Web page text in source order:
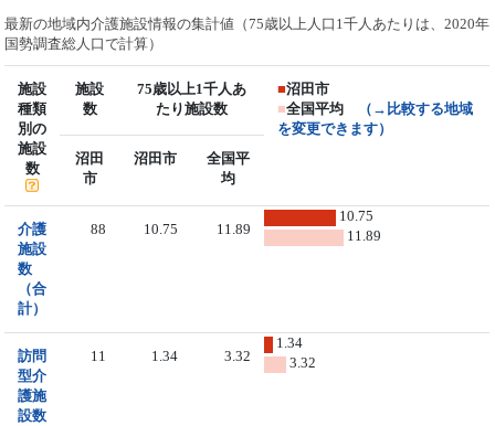
最新の地域内介護施設情報の集計値（75歳以上人口1千人あたりは、2020年
国勢調査総人口で計算）
施設
種類
別の
施設
数
施設
数
75歳以上1千人あ
たり施設数
■沼田市
■全国平均
（→比較する地域
を変更できます）
沼田
市
沼田市
全国平
均
介護
施設
数
（合
計）
88 10.75 11.89
10.75
11.89
訪問
型介
護施
設数
11 1.34 3.32
1.34
3.32